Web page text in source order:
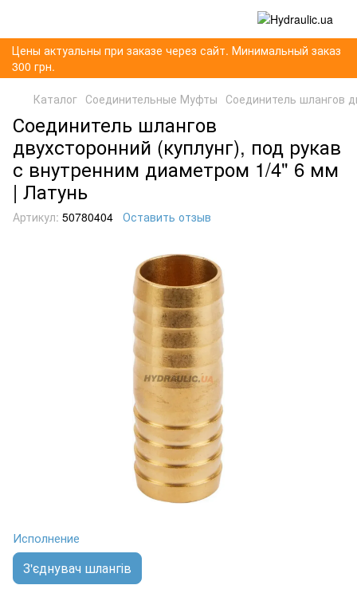
Цены актуальны при заказе через сайт. Минимальный заказ
300 грн.
Каталог Соединительные Муфты Соединитель шлангов
Соединитель шлангов
двухсторонний (куплунг), под рукав
с внутренним диаметром 1/4" 6 мм
| Латунь
Артикул: 50780404 Оставить отзыв
Исполнение
З'єднувач шлангів